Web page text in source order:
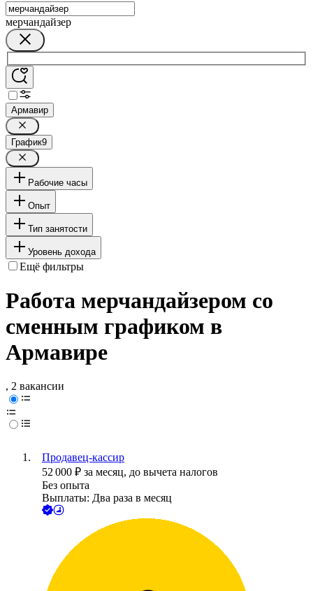
мерчандайзер
Армавир
График9
Рабочие часы
Опыт
Тип занятости
Уровень дохода
Ещё фильтры
Работа мерчандайзером со
сменным графиком в
Армавире
, 2 вакансии
Продавец-кассир
52 000 ₽ за месяц, до вычета налогов
Без опыта
Выплаты: Два раза в месяц